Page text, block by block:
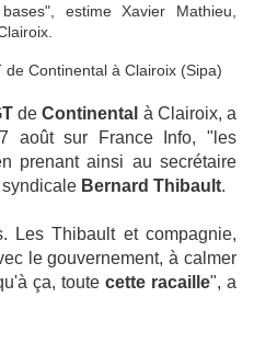
estime Xavier Mathieu,
Continental à Clairoix (Sipa)
deContinental à Clairoix, a
août sur France Info, "les
prenant ainsi au secrétaire
Bernard Thibault.
Les Thibault et compagnie,
le gouvernement, à calmer
ça, toute cette racaille", a